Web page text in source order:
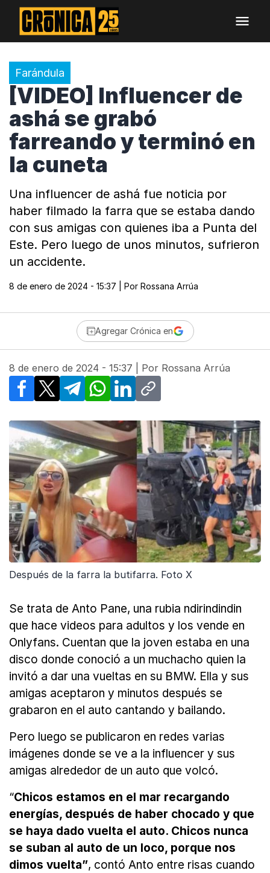
Farándula
[VIDEO] Influencer de
ashá se grabó
farreando y terminó en
la cuneta
Una influencer de ashá fue noticia por
haber filmado la farra que se estaba dando
con sus amigas con quienes iba a Punta del
Este. Pero luego de unos minutos, sufrieron
un accidente.
8 de enero de 2024 - 15:37 | Por Rossana Arrúa
Agregar Crónica en
8 de enero de 2024 - 15:37 | Por Rossana Arrúa
Facebook
X TelegramWhatsApp
LinkedInCopy link
Después de la farra la butifarra. Foto X
Se trata de Anto Pane, una rubia ndirindindin
que hace videos para adultos y los vende en
Onlyfans. Cuentan que la joven estaba en una
disco donde conoció a un muchacho quien la
invitó a dar una vueltas en su BMW. Ella y sus
amigas aceptaron y minutos después se
grabaron en el auto cantando y bailando.
Pero luego se publicaron en redes varias
imágenes donde se ve a la influencer y sus
amigas alrededor de un auto que volcó.
“Chicos estamos en el mar recargando
energías, después de haber chocado y que
se haya dado vuelta el auto. Chicos nunca
se suban al auto de un loco, porque nos
dimos vuelta”, contó Anto entre risas cuando